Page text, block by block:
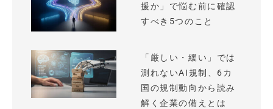
援か」で悩む前に確認
すべき5つのこと
「厳しい・緩い」では
測れないAI規制、6カ
国の規制動向から読み
解く企業の備えとは